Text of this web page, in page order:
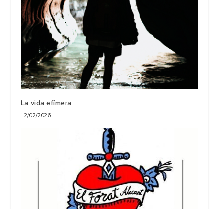
La vida efímera
12/02/2026